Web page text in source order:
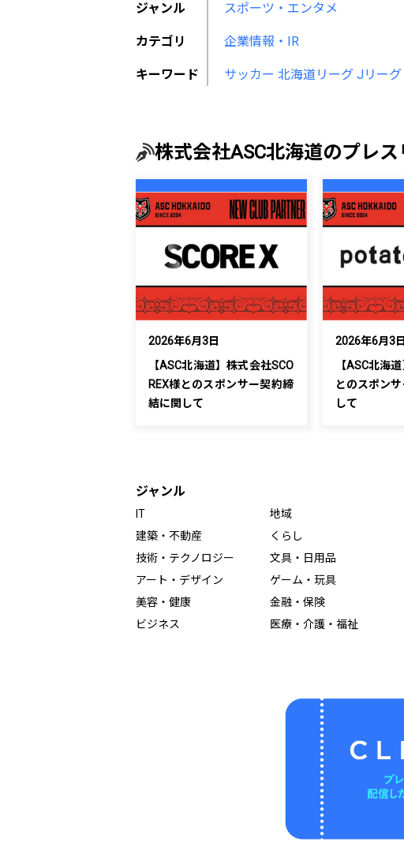
ジャンル スポーツ・エンタメ
カテゴリ 企業情報・IR
キーワード サッカー 北海道リーグ Jリーグ
株式会社ASC北海道のプレス
2026年6月3日
【ASC北海道】株式会社SCO
REX様とのスポンサー契約締
結に関して
2026年6月3日
【ASC北海
とのスポン
して
ジャンル
IT
建築・不動産
技術・テクノロジー
アート・デザイン
美容・健康
ビジネス
地域
くらし
文具・日用品
ゲーム・玩具
金融・保険
医療・介護・福祉